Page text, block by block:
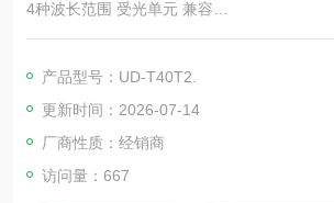
4种波长范围 受光单元 兼容
集成数值测量
产品型号：UD-T40T2.
更新时间：2026-07-14
厂商性质：经销商
访问量：667